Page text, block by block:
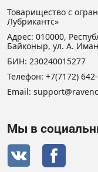
Товарищество с
Лубрикантс»
Адрес: 010000,
Байконыр, ул. А.
БИН: 230240015277
Телефон: +7(7172)
Email:
Мы в